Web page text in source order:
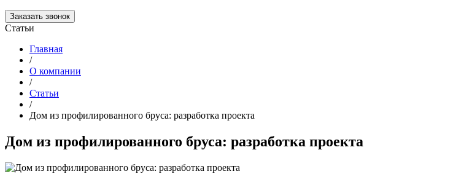
Заказать звонок
Статьи
Главная
/
О компании
/
Статьи
/
Дом из профилированного бруса: разработка проекта
Дом из профилированного бруса: разработка проекта